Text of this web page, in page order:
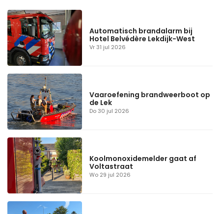
Vr 31 jul 2026
Automatisch brandalarm bij
Hotel Belvédère Lekdijk-West
Do 30 jul 2026
Vaaroefening brandweerboot op
de Lek
Wo 29 jul 2026
Koolmonoxidemelder gaat af
Voltastraat